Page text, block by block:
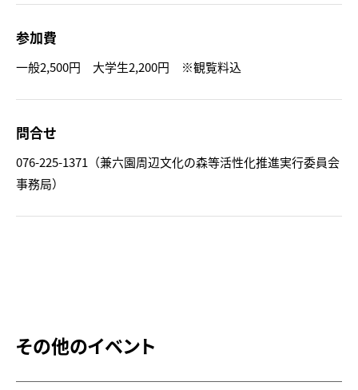
参加費
一般2,500円 大学生2,200円 ※観覧料込
問合せ
076-225-1371（兼六園周辺文化の森等活性化推進実行委員会
事務局）
その他のイベント